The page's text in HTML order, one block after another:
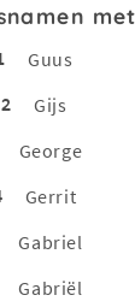
Guus
2
Gijs
George
Gerrit
Gabriel
Gabriël